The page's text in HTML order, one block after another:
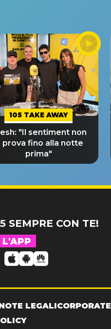
105 TAKE AWAY
"Il sentiment non
prova fino alla notte
prima"
SEMPRE CON TE!
L'APP
LEGALICORPORATE